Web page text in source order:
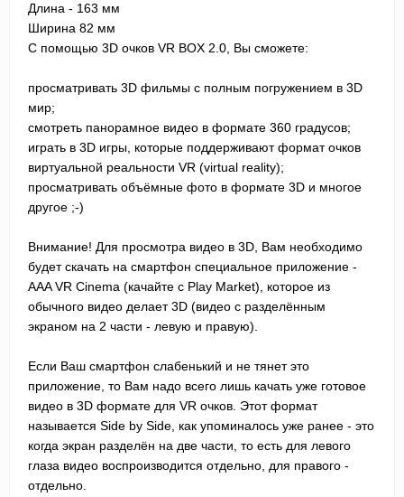
Длина - 163 мм
Ширина 82 мм
С помощью 3D очков VR BOX 2.0, Вы сможете:
просматривать 3D фильмы с полным погружением в 3D
мир;
смотреть панорамное видео в формате 360 градусов;
играть в 3D игры, которые поддерживают формат очков
виртуальной реальности VR (virtual reality);
просматривать объёмные фото в формате 3D и многое
другое ;-)
Внимание! Для просмотра видео в 3D, Вам необходимо
будет скачать на смартфон специальное приложение -
AAA VR Cinema (качайте с Play Market), которое из
обычного видео делает 3D (видео с разделённым
экраном на 2 части - левую и правую).
Если Ваш смартфон слабенький и не тянет это
приложение, то Вам надо всего лишь качать уже готовое
видео в 3D формате для VR очков. Этот формат
называется Side by Side, как упоминалось уже ранее - это
когда экран разделён на две части, то есть для левого
глаза видео воспроизводится отдельно, для правого -
отдельно.